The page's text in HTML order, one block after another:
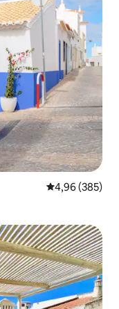
Gemiddelde
4,96 (385)